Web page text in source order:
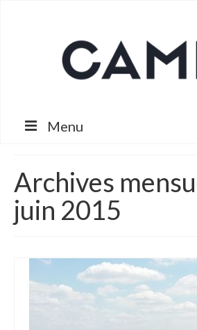
Menu
Services
Nous
Blog
Archives
juin 2015